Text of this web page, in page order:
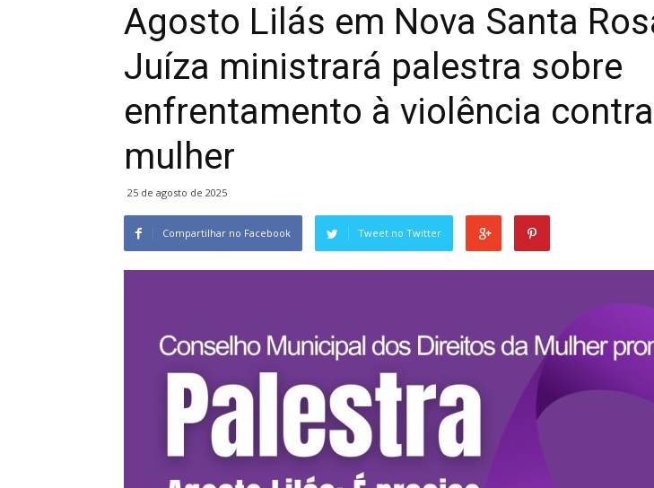
Agosto Lilás em Nova Santa
Juíza ministrará palestra sobre
enfrentamento à violência
mulher
25 de agosto de 2025
Compartilhar no Facebook Tweet no Twitter